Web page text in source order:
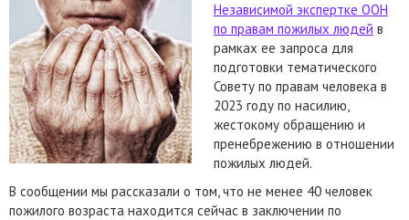
Независимой экспертке ООН
по правам пожилых людей в
рамках ее запроса для
подготовки тематического
Совету по правам человека в
2023 году по насилию,
жестокому обращению и
пренебрежению в отношении
пожилых людей.
В сообщении мы рассказали о том, что не менее 40 человек
пожилого возраста находится сейчас в заключении по